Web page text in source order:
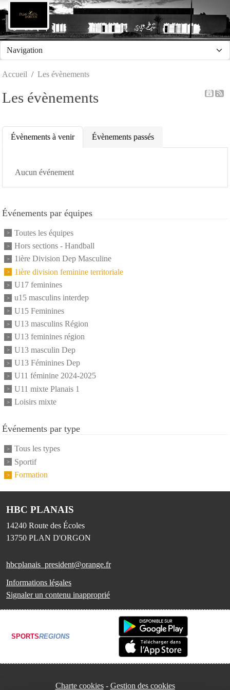
Accueil Les évènements
Les évènements
Évènements à venir Évènements passés
Aucun événement
Événements par équipes
Toutes les équipes
Hors sections - Handball
1ière Division Dep Masculine
1ière division feminine territoriale
U17 feminines
u15 masculins interdep
U15 Feminines
U13 masculins Région
U13 feminines région
U13 masculin Dep
U13 Féminines Dep
U11 féminine 2024-2025
U11 mixte Planais 1
Loisirs mixte
Événements par type
Tous les types
Sportif
Formation
HBC PLANAIS
14240 Route des Écoles
13750 PLAN D'ORGON
hbcplanais_president@orange.fr
Informations légales
Signaler un contenu inapproprié
SPORTSREGIONS
Charte cookies Gestion des cookies
Panneau de gestion des cookies